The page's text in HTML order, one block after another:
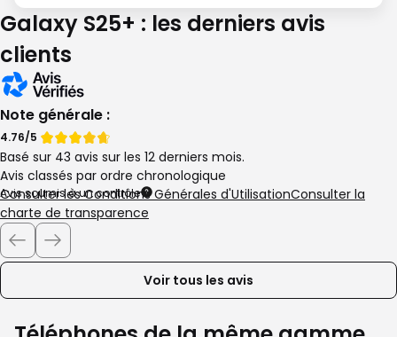
Galaxy S25+ : les derniers avis
clients
Note générale :
Note
de
Note
de
4.76/5
Basé sur 43 avis sur les 12 derniers mois.
Avis classés par ordre chronologique
Avis soumis à un contrôle
Consulter les Conditions Générales d'UtilisationConsulter la
charte de transparence
Voir tous les avis